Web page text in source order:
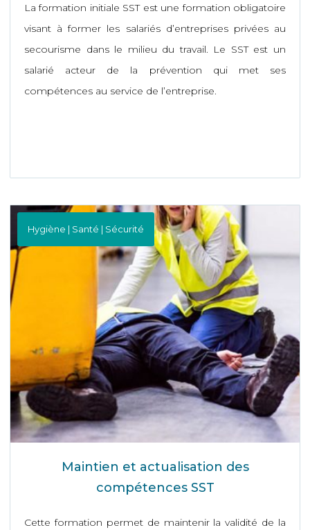
La formation initiale SST est une formation obligatoire
visant à former les salariés d’entreprises privées au
secourisme dans le milieu du travail. Le SST est un
salarié acteur de la prévention qui met ses
compétences au service de l’entreprise.
Hygiène | Santé | Sécurité
Maintien et actualisation des
compétences SST
Cette formation permet de maintenir la validité de la